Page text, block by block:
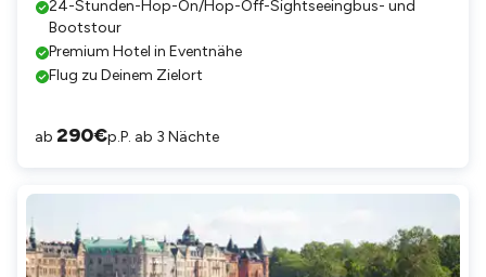
24-Stunden-Hop-On/Hop-Off-Sightseeingbus- und
Bootstour
Premium Hotel in Eventnähe
Flug zu Deinem Zielort
ab 290€p.P. ab 3 Nächte